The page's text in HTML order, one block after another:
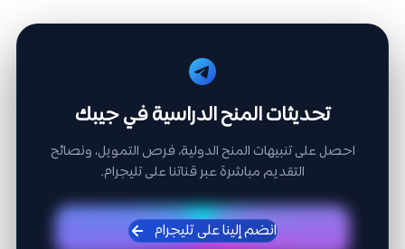
تحديثات المنح الدراسية في جيبك
احصل على تنبيهات المنح الدولية، فرص التمويل، ونصائح
التقديم مباشرة عبر قناتنا على تليجرام.
انضم إلينا على تليجرام